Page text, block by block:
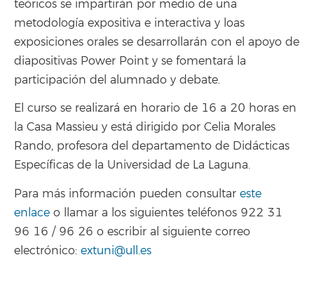
teóricos se impartirán por medio de una
metodología expositiva e interactiva y loas
exposiciones orales se desarrollarán con el apoyo de
diapositivas Power Point y se fomentará la
participación del alumnado y debate.
El curso se realizará en horario de 16 a 20 horas en
la Casa Massieu y está dirigido por Celia Morales
Rando, profesora del departamento de Didácticas
Específicas de la Universidad de La Laguna.
Para más información pueden consultar este
enlace o llamar a los siguientes teléfonos 922 31
96 16 / 96 26 o escribir al siguiente correo
electrónico: extuni@ull.es